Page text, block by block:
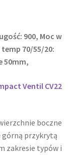
900, Moc w
temp 70/55/20:
50mm,
Ventil CV22
boczne
górną przykrytą
zakresie typów i